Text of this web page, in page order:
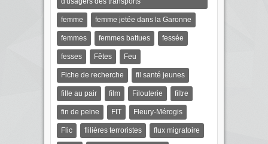
femme femme jetée dans la Garonne
femmes femmes battues fessée
fesses Fêtes Feu
Fiche de recherche fil santé jeunes
fille au pair film Filouterie filtre
fin de peine FIT Fleury-Mérogis
Flic flilières terroristes flux migratoire